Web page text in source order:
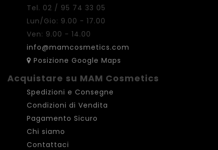
Tel. 02 / 95 74 33 05
Lun/Gio: 9.00 - 17.00
Ven: 9.00 - 14.00
info@mamcosmetics.com
Posizione Google Maps
Acquistare su MAM Cosmetics
Spedizioni e Consegne
Condizioni di Vendita
Pagamento Sicuro
Chi siamo
Contattaci